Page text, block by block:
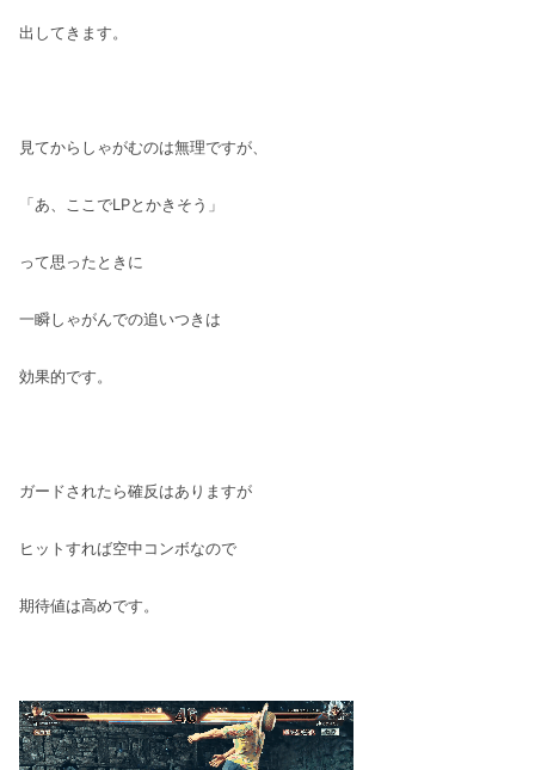
出してきます。
見てからしゃがむのは無理ですが、
「あ、ここでLPとかきそう」
って思ったときに
一瞬しゃがんでの追いつきは
効果的です。
ガードされたら確反はありますが
ヒットすれば空中コンボなので
期待値は高めです。